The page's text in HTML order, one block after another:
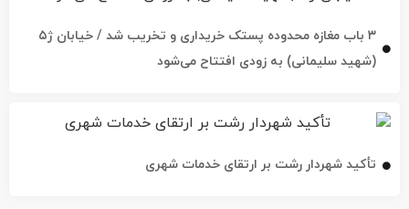
۳ باب مغازه محدوده پستک خریداری و تخریب شد / خیابان ژ۵
(شهید سلیمانی) به زودی افتتاح می‌شود
تأکید شهردار رشت بر ارتقای خدمات شهری